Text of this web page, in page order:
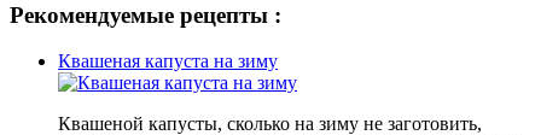
Рекомендуемые рецепты :
Квашеная капуста на зиму
Квашеной капусты, сколько на зиму не заготовить,